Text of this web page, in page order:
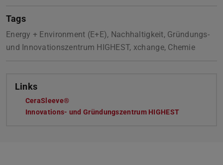
Tags
Energy + Environment (E+E), Nachhaltigkeit, Gründungs-
und Innovationszentrum HIGHEST, xchange, Chemie
Links
CeraSleeve®
Innovations- und Gründungszentrum HIGHEST